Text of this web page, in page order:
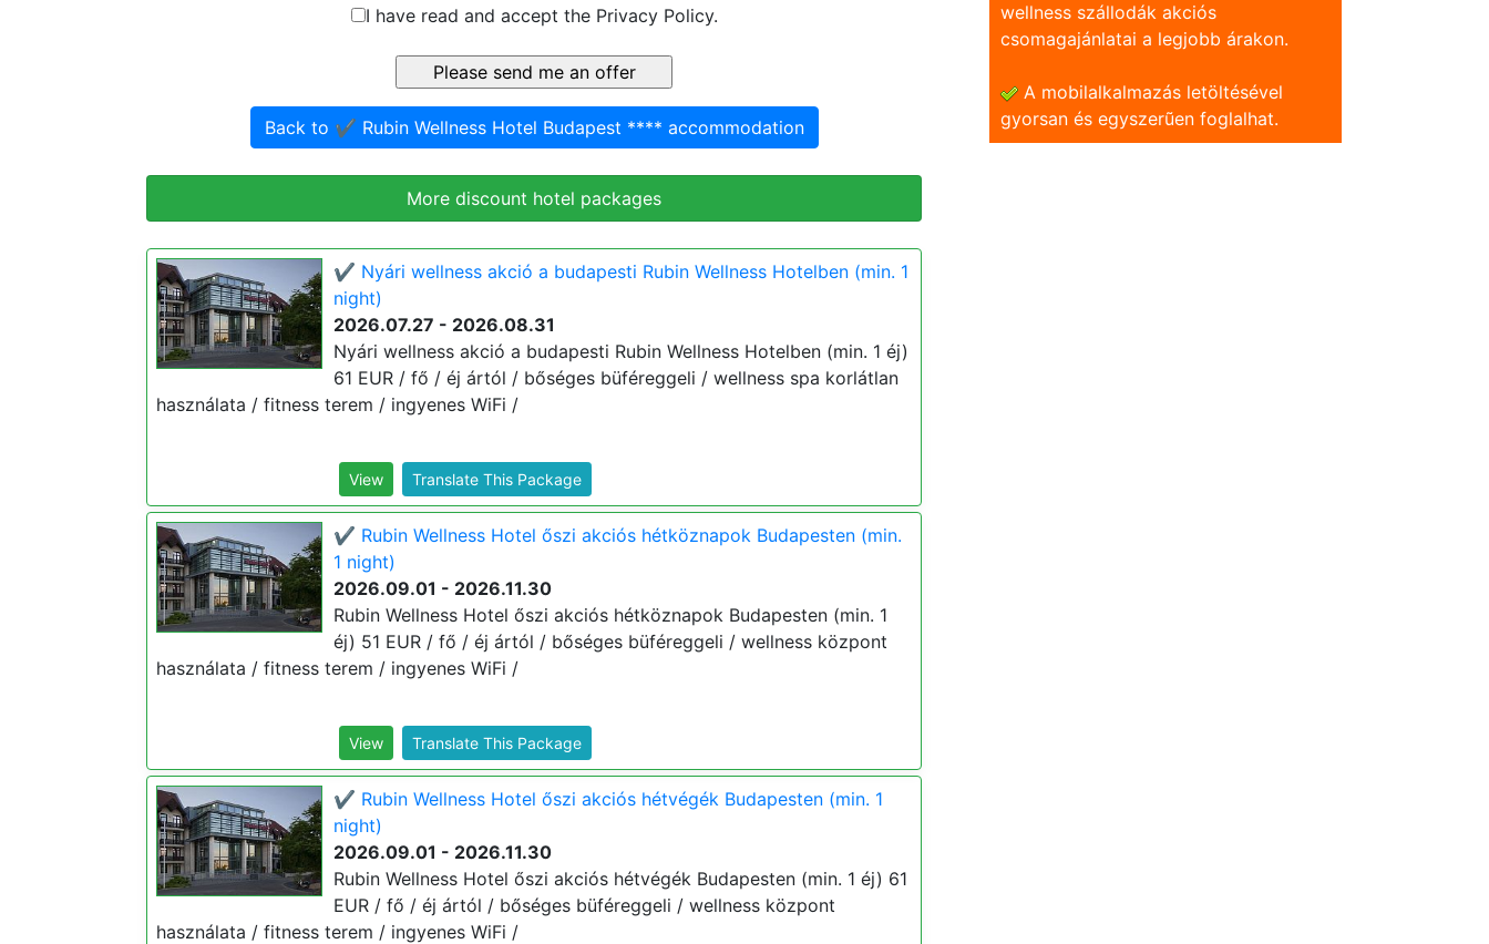
I have read and accept the Privacy Policy.
Back to ✔️ Rubin Wellness Hotel Budapest **** accommodation
More discount hotel packages
✔️ Nyári wellness akció a budapesti Rubin Wellness Hotelben (min. 1
night)
2026.07.27 - 2026.08.31
Nyári wellness akció a budapesti Rubin Wellness Hotelben (min. 1 éj)
61 EUR / fő / éj ártól / bőséges büféreggeli / wellness spa korlátlan
használata / fitness terem / ingyenes WiFi /
View Translate This Package
✔️ Rubin Wellness Hotel őszi akciós hétköznapok Budapesten (min.
1 night)
2026.09.01 - 2026.11.30
Rubin Wellness Hotel őszi akciós hétköznapok Budapesten (min. 1
éj) 51 EUR / fő / éj ártól / bőséges büféreggeli / wellness központ
használata / fitness terem / ingyenes WiFi /
View Translate This Package
✔️ Rubin Wellness Hotel őszi akciós hétvégék Budapesten (min. 1
night)
2026.09.01 - 2026.11.30
Rubin Wellness Hotel őszi akciós hétvégék Budapesten (min. 1 éj) 61
EUR / fő / éj ártól / bőséges büféreggeli / wellness központ
használata / fitness terem / ingyenes WiFi /
wellness szállodák akciós
csomagajánlatai a legjobb árakon.
A mobilalkalmazás letöltésével
gyorsan és egyszerũen foglalhat.